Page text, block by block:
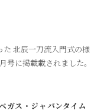
北辰一刀流入門式の様
に掲載載されました。
ガス・ジャパンタイム